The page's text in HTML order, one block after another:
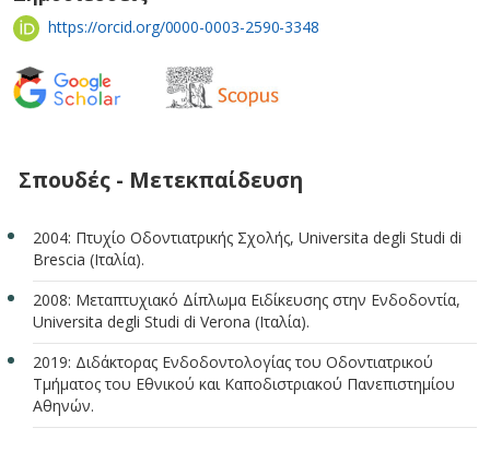
https://orcid.org/0000-0003-2590-3348
Σπουδές - Μετεκπαίδευση
2004: Πτυχίο Οδοντιατρικής Σχολής, Universita degli Studi di
Brescia (Ιταλία).
2008: Μεταπτυχιακό Δίπλωμα Ειδίκευσης στην Ενδοδοντία,
Universita degli Studi di Verona (Ιταλία).
2019: Διδάκτορας Ενδοδοντολογίας του Οδοντιατρικού
Τμήματος του Εθνικού και Καποδιστριακού Πανεπιστημίου
Αθηνών.